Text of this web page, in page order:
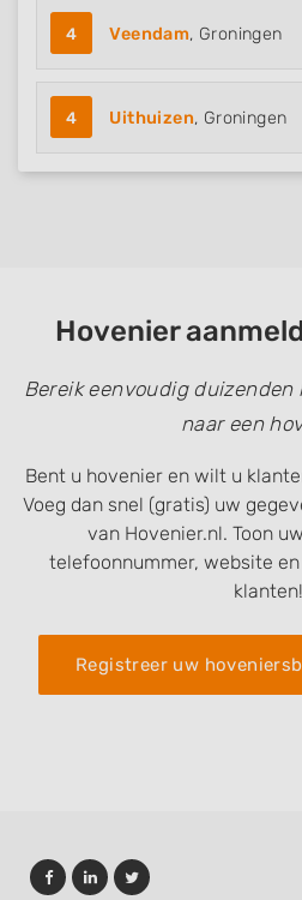
4 Veendam, Groningen
4 Uithuizen, Groningen
Hovenier
Bereik eenvoudig
naar een
Bent u hovenier en wilt u
Voeg dan snel (gratis) uw
van Hovenier.nl. Toon
telefoonnummer, website
klanten!
Registreer uw